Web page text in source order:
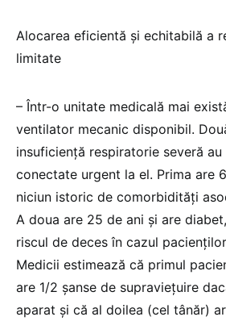
Alocarea eficientă și echitabilă a
limitate
– Într-o unitate medicală mai
ventilator mecanic disponibil.
insuficiență respiratorie severă
conectate urgent la el. Prima are
niciun istoric de comorbidități
A doua are 25 de ani și are
riscul de deces în cazul
Medicii estimează că primul
are 1/2 șanse de supraviețuire
aparat și că al doilea (cel tânăr)